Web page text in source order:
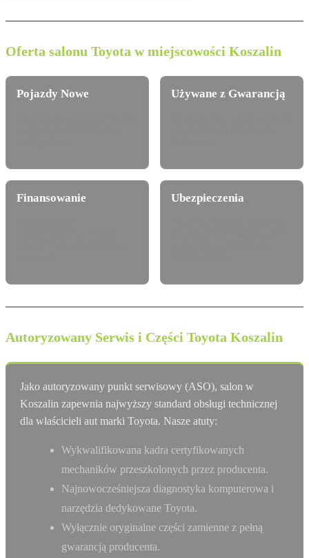
Oferta salonu Toyota w miejscowości Koszalin
Pojazdy Nowe Używane z Gwarancją
Finansowanie Ubezpieczenia
Autoryzowany Serwis i Części Toyota Koszalin
Jako autoryzowany punkt serwisowy (ASO), salon w
Koszalin zapewnia najwyższy standard obsługi technicznej
dla właścicieli aut marki Toyota. Nasze atuty:
Wykwalifikowana kadra certyfikowanych
mechaników przeszkolonych przez producenta.
Najnowocześniejsza diagnostyka komputerowa i
narzędzia dedykowane Toyota.
Wyłącznie oryginalne części zamienne z pełną
gwarancją producenta.